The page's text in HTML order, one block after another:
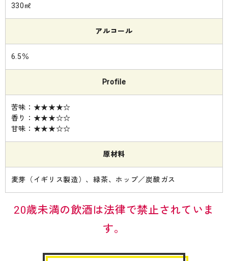
330㎖
アルコール
6.5％
Profile
苦味：★★★★☆
香り：★★★☆☆
甘味：★★★☆☆
原材料
麦芽（イギリス製造）、緑茶、ホップ／炭酸ガス
20歳未満の飲酒は法律で禁止されていま
す。